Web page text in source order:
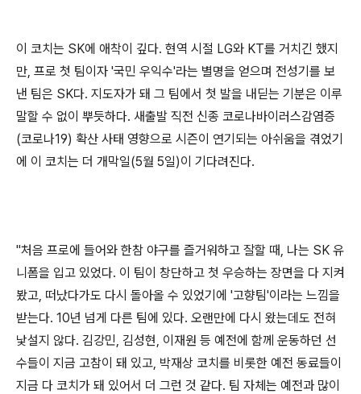
이 코치는 SK에 애착이 깊다. 현역 시절 LG와 KT를 거치긴 했지
만, 프로 첫 팀이자 '국민 우익수'라는 별명을 얻으며 전성기를 보
낸 팀은 SK다. 지도자가 돼 그 팀에서 첫 발을 내딛는 기분은 이루
말할 수 없이 뿌듯하다. 새출발 직전 신종 코로나바이러스감염증
(코로나19) 확산 사태 영향으로 시즌이 연기되는 아쉬움을 겪었기
에 이 코치는 더 개막일(5월 5일)이 기다려진다.
"처음 프로에 들어와 한참 야구를 즐거워하고 잘할 때, 나는 SK 유
니폼을 입고 있었다. 이 팀이 창단하고 첫 우승하는 장면을 다 지켜
봤고, 떠났다가도 다시 돌아올 수 있었기에 '고향팀'이라는 느낌을
받는다. 10년 넘게 다른 팀에 있다. 오랜만에 다시 왔는데도 전혀
낯설지 않다. 김강민, 김성현, 이재원 등 예전에 함께 운동하던 선
수들이 지금 고참이 돼 있고, 박재상 코치를 비롯한 예전 동료들이
지금 다 코치가 돼 있어서 더 그런 것 같다. 팀 자체는 예전과 많이